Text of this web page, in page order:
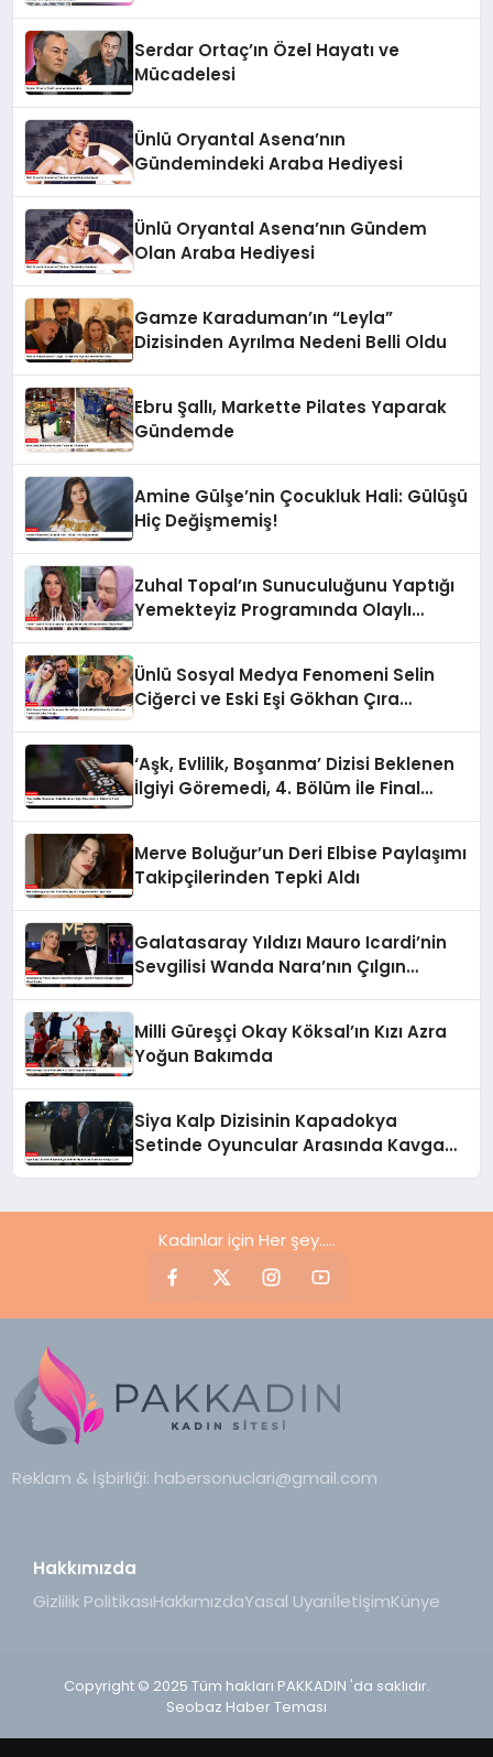
Serdar Ortaç’ın Özel Hayatı ve
Mücadelesi
Ünlü Oryantal Asena’nın
Gündemindeki Araba Hediyesi
Ünlü Oryantal Asena’nın Gündem
Olan Araba Hediyesi
Gamze Karaduman’ın “Leyla”
Dizisinden Ayrılma Nedeni Belli Oldu
Ebru Şallı, Markette Pilates Yaparak
Gündemde
Amine Gülşe’nin Çocukluk Hali: Gülüşü
Hiç Değişmemiş!
Zuhal Topal’ın Sunuculuğunu Yaptığı
Yemekteyiz Programında Olaylı
Ünlü Sosyal Medya Fenomeni Selin
Ciğerci ve Eski Eşi Gökhan Çıra
‘Aşk, Evlilik, Boşanma’ Dizisi Beklenen
İlgiyi Göremedi, 4. Bölüm İle Final
Merve Boluğur’un Deri Elbise Paylaşımı
Takipçilerinden Tepki Aldı
Galatasaray Yıldızı Mauro Icardi’nin
Sevgilisi Wanda Nara’nın Çılgın
Milli Güreşçi Okay Köksal’ın Kızı Azra
Yoğun Bakımda
Siya Kalp Dizisinin Kapadokya
Setinde Oyuncular Arasında Kavga
Kadınlar için Her şey.....
Reklam & İşbirliği: habersonuclari@gmail.com
Hakkımızda
Gizlilik PolitikasıHakkımızdaYasal UyarıİletişimKünye
Copyright © 2025 Tüm hakları PAKKADIN 'da saklıdır.
Seobaz Haber Teması